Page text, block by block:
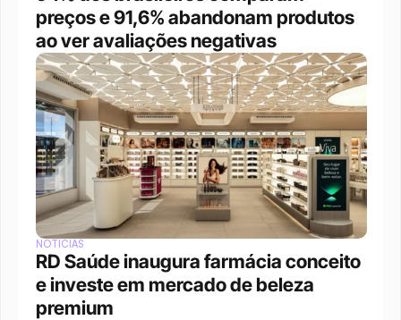
preços e 91,6% abandonam produtos
ao ver avaliações negativas
NOTÍCIAS
RD Saúde inaugura farmácia conceito
e investe em mercado de beleza
premium